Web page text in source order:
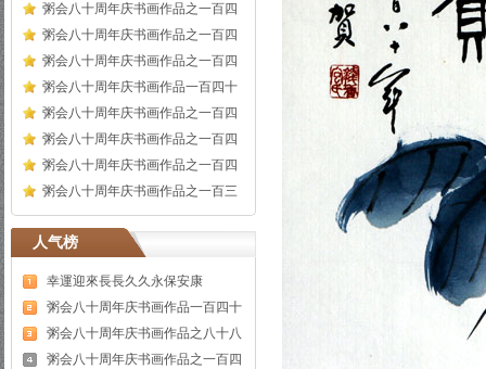
粥会八十周年庆书画作品之一百四
粥会八十周年庆书画作品之一百四
粥会八十周年庆书画作品之一百四
粥会八十周年庆书画作品一百四十
粥会八十周年庆书画作品之一百四
粥会八十周年庆书画作品之一百四
粥会八十周年庆书画作品之一百四
粥会八十周年庆书画作品之一百三
人气榜
幸運迎來長長久久永保安康
粥会八十周年庆书画作品一百四十
粥会八十周年庆书画作品之八十八
粥会八十周年庆书画作品之一百四